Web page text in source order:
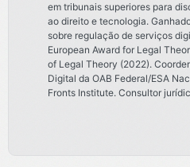
em tribunais superiores para
ao direito e tecnologia.
sobre regulação de serviços
European Award for Legal
of Legal Theory (2022).
Digital da OAB Federal/ESA
Fronts Institute. Consultor